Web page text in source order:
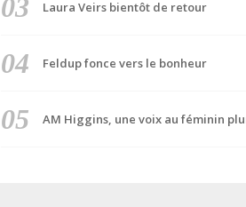
Laura Veirs bientôt de retour
Feldup fonce vers le bonheur
AM Higgins, une voix au féminin